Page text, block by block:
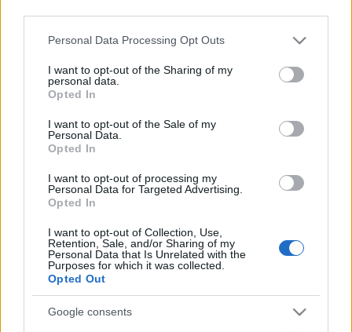
Please note that this website/app uses one or more Google
not limited to your visit or usage behaviour. You may click to
grant or deny consent to Google and its third-party tags to
use your data for below specified purposes in below Google
consent section.
Personal Data Processing Opt Outs
I want to opt-out of the Sharing of my
personal data.
Opted In
I want to opt-out of the Sale of my
Personal Data.
Opted In
I want to opt-out of processing my
Personal Data for Targeted Advertising.
Opted In
I want to opt-out of Collection, Use,
Retention, Sale, and/or Sharing of my
Personal Data that Is Unrelated with the
Purposes for which it was collected.
Opted Out
Google consents
Címkék:szoftver CAD 3D Systems
Ajánlott bejegyzések:
Nikon SLM fémnyomtatóval bővít a
projektjeihez
gerinc implantátumok